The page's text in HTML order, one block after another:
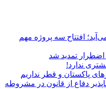
افتتاح سه پروژه مهم
تمدید شد
پاکستان و قطر نداریم
دفاع از قانون در مشروطه